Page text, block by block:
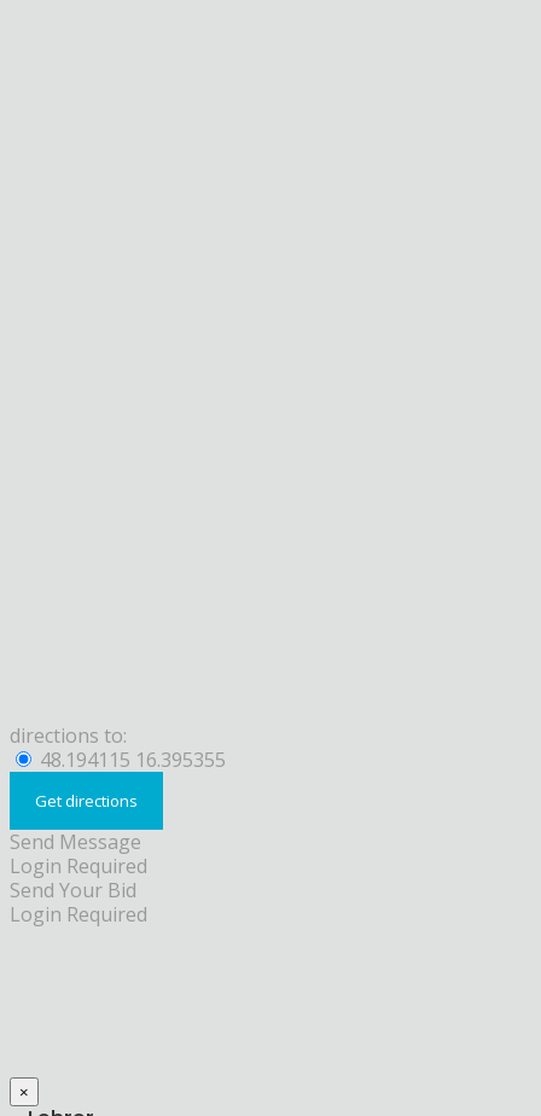
directions to:
48.194115 16.395355
Send Message
Login Required
Send Your Bid
Login Required
×